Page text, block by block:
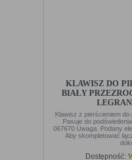
KLAWISZ DO
BIAŁY
Klawisz z pierścieniem do
Pasuje do
067670 Uwaga. Podany
Aby skompletować
Dostępność: